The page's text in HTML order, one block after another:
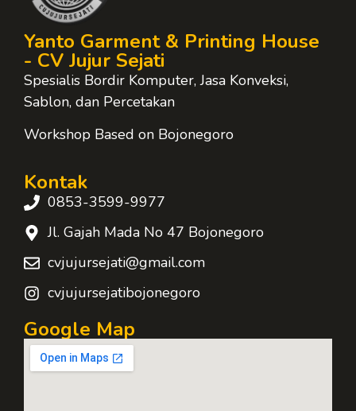
Yanto Garment & Printing House
- CV Jujur Sejati
Spesialis Bordir Komputer, Jasa Konveksi,
Sablon, dan Percetakan
Workshop Based on Bojonegoro
Kontak
0853-3599-9977
Jl. Gajah Mada No 47 Bojonegoro
cvjujursejati@gmail.com
cvjujursejatibojonegoro
Google Map